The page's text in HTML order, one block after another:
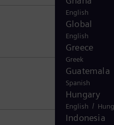
English
Global
English
Greece
Greek
Guatemala
Spanish
Hungary
English /
Indonesia